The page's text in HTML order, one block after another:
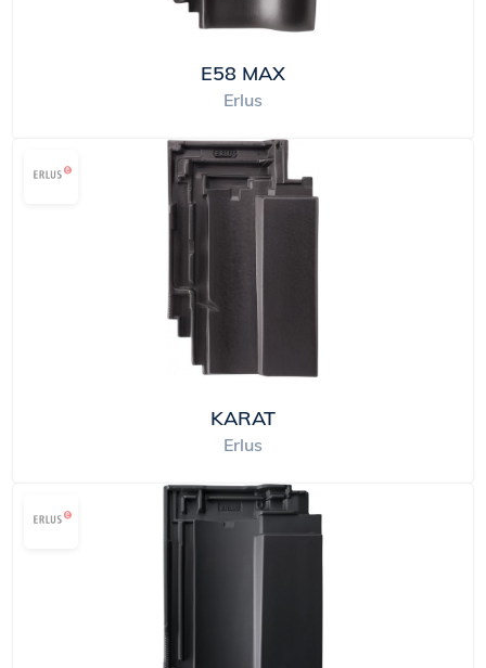
E58 MAX
Erlus
KARAT
Erlus